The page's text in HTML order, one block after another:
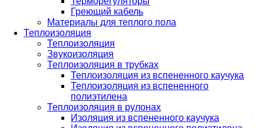
Греющий кабель
Материалы для теплого пола
Теплоизоляция
Теплоизоляция
Звукоизоляция
Теплоизоляция в трубках
Теплоизоляция из вспененного каучука
Теплоизоляция из вспененного
полиэтилена
Теплоизоляция в рулонах
Изоляция из вспененного каучука